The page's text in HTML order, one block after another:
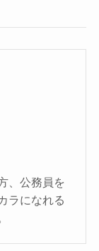
、公務員を
ラになれる